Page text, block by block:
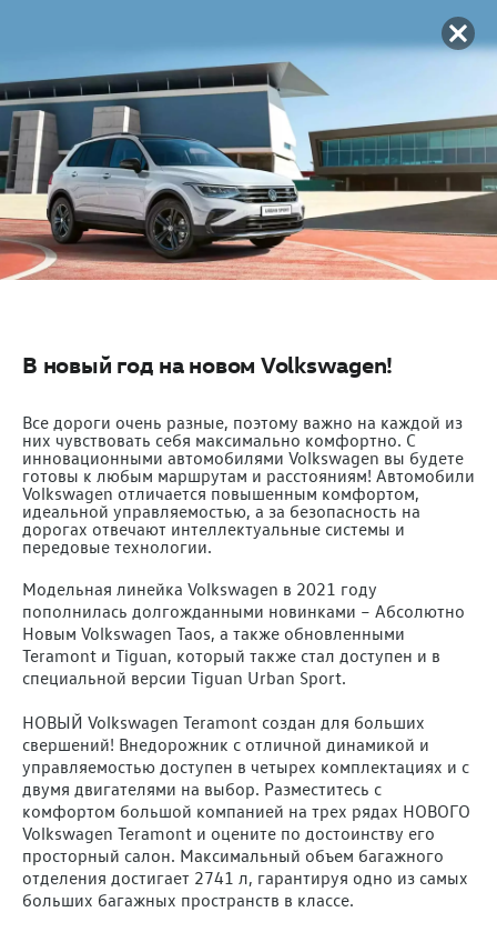
В новый год на новом Volkswagen!
Все дороги очень разные, поэтому важно на каждой из
них чувствовать себя максимально комфортно. C
инновационными автомобилями Volkswagen вы будете
готовы к любым маршрутам и расстояниям! Автомобили
Volkswagen отличается повышенным комфортом,
идеальной управляемостью, а за безопасность на
дорогах отвечают интеллектуальные системы и
передовые технологии.
Модельная линейка Volkswagen в 2021 году
пополнилась долгожданными новинками – Абсолютно
Новым Volkswagen Taos, а также обновленными
Teramont и Tiguan, который также стал доступен и в
специальной версии Tiguan Urban Sport.
НОВЫЙ Volkswagen Teramont создан для больших
свершений! Внедорожник с отличной динамикой и
управляемостью доступен в четырех комплектациях и с
двумя двигателями на выбор. Разместитесь с
комфортом большой компанией на трех рядах НОВОГО
Volkswagen Teramont и оцените по достоинству его
просторный салон. Максимальный объем багажного
отделения достигает 2741 л, гарантируя одно из самых
больших багажных пространств в классе.